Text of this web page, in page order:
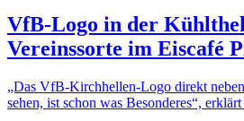
VfB-Logo in der
Vereinssorte im Eiscafé
„Das VfB-Kirchhellen-Logo direkt
sehen, ist schon was Besonderes“,